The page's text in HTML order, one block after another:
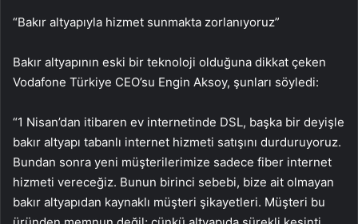
“Bakır altyapıyla hizmet sunmakta zorlanıyoruz”
Bakır altyapının eski bir teknoloji olduğuna dikkat çeken
Vodafone Türkiye CEO’su Engin Aksoy, şunları söyledi:
“1 Nisan’dan itibaren ev internetinde DSL, başka bir deyişle
bakır altyapı tabanlı internet hizmeti satışını durduruyoruz.
Bundan sonra yeni müşterilerimize sadece fiber internet
hizmeti vereceğiz. Bunun birinci sebebi, bize ait olmayan
bakır altyapıdan kaynaklı müşteri şikayetleri. Müşteri bu